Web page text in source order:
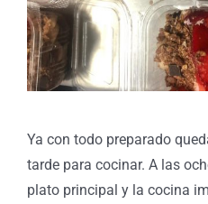
Ya con todo preparado
tarde para cocinar. A las
plato principal y la cocina